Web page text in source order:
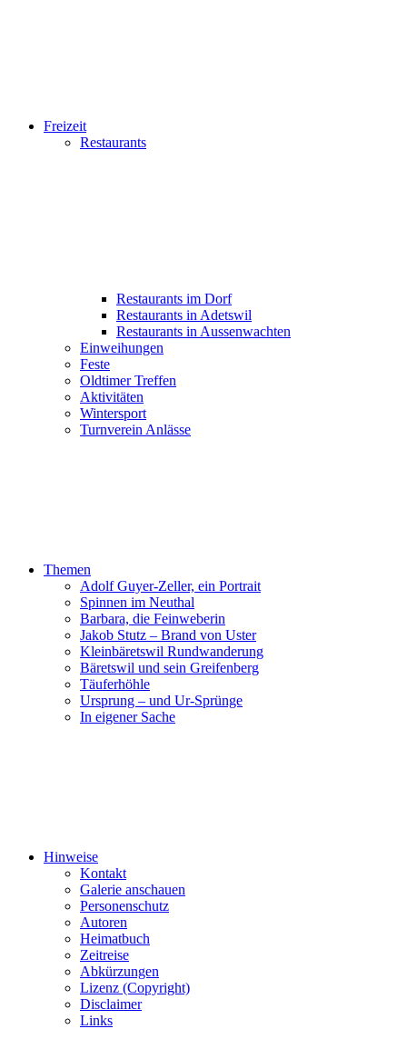
Freizeit
Restaurants
Restaurants im Dorf
Restaurants in Adetswil
Restaurants in Aussenwachten
Einweihungen
Feste
Oldtimer Treffen
Aktivitäten
Wintersport
Turnverein Anlässe
Themen
Adolf Guyer-Zeller, ein Portrait
Spinnen im Neuthal
Barbara, die Feinweberin
Jakob Stutz – Brand von Uster
Kleinbäretswil Rundwanderung
Bäretswil und sein Greifenberg
Täuferhöhle
Ursprung – und Ur-Sprünge
In eigener Sache
Hinweise
Kontakt
Galerie anschauen
Personenschutz
Autoren
Heimatbuch
Zeitreise
Abkürzungen
Lizenz (Copyright)
Disclaimer
Links